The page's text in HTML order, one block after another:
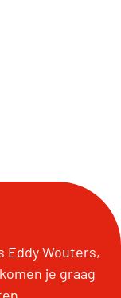
Eddy Wouters,
je graag